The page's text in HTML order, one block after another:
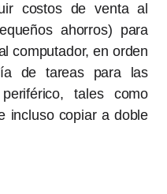
costos de venta al
ahorros) para
computador, en orden
de tareas para las
tales como
incluso copiar a doble